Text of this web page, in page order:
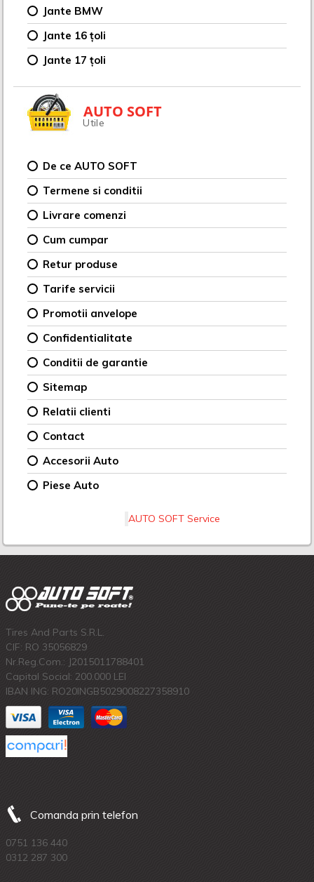
Jante BMW
Jante 16 țoli
Jante 17 țoli
AUTO SOFT
Utile
De ce AUTO SOFT
Termene si conditii
Livrare comenzi
Cum cumpar
Retur produse
Tarife servicii
Promotii anvelope
Confidentialitate
Conditii de garantie
Sitemap
Relatii clienti
Contact
Accesorii Auto
Piese Auto
AUTO SOFT Service
Tires And Parts S.R.L.
CIF: RO 35056829
Nr.Reg.Com.: J2015011788401
Capital Social: 200.000 LEI
IBAN ING: RO20INGB5029008227358910
Comanda prin telefon
0751 136 440
0312 287 300